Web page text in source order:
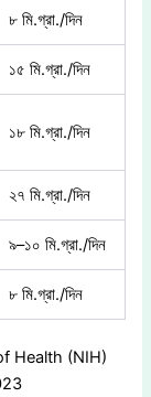
৮ মি.গ্রা./দিন
১৫ মি.গ্রা./দিন
১৮ মি.গ্রা./দিন
২৭ মি.গ্রা./দিন
৯–১০ মি.গ্রা./দিন
৮ মি.গ্রা./দিন
Health (NIH)